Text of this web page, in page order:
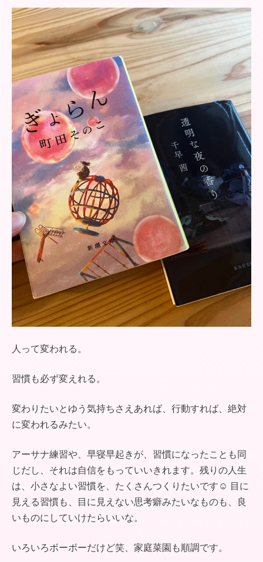
人って変われる。
習慣も必ず変えれる。
変わりたいとゆう気持ちさえあれば、行動すれば、絶対
に変われるみたい。
アーサナ練習や、早寝早起きが、習慣になったことも同
じだし、それは自信をもっていいきれます。残りの人生
は、小さなよい習慣を、たくさんつくりたいです☺︎ 目に
見える習慣も、目に見えない思考癖みたいなものも、良
いものにしていけたらいいな。
いろいろボーボーだけど笑、家庭菜園も順調です。